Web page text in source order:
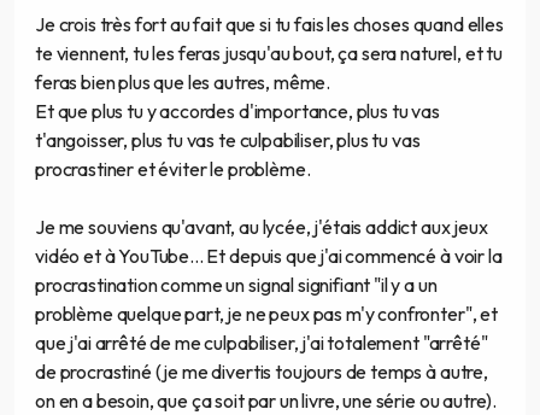
Je crois très fort au fait que si tu fais les choses quand elles
te viennent, tu les feras jusqu'au bout, ça sera naturel, et tu
feras bien plus que les autres, même.
Et que plus tu y accordes d'importance, plus tu vas
t'angoisser, plus tu vas te culpabiliser, plus tu vas
procrastiner et éviter le problème.
Je me souviens qu'avant, au lycée, j'étais addict aux jeux
vidéo et à YouTube... Et depuis que j'ai commencé à voir la
procrastination comme un signal signifiant "il y a un
problème quelque part, je ne peux pas m'y confronter", et
que j'ai arrêté de me culpabiliser, j'ai totalement "arrêté"
de procrastiné (je me divertis toujours de temps à autre,
on en a besoin, que ça soit par un livre, une série ou autre).